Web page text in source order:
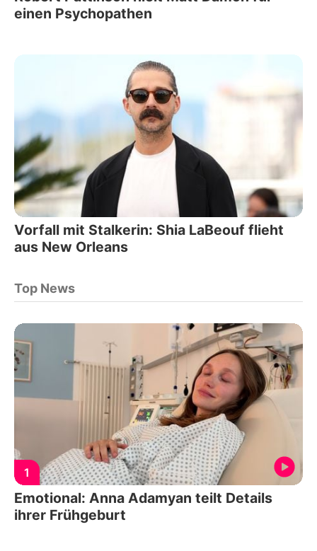
einen Psychopathen
Vorfall mit Stalkerin: Shia LaBeouf flieht
aus New Orleans
Top News
1
Emotional: Anna Adamyan teilt Details
ihrer Frühgeburt